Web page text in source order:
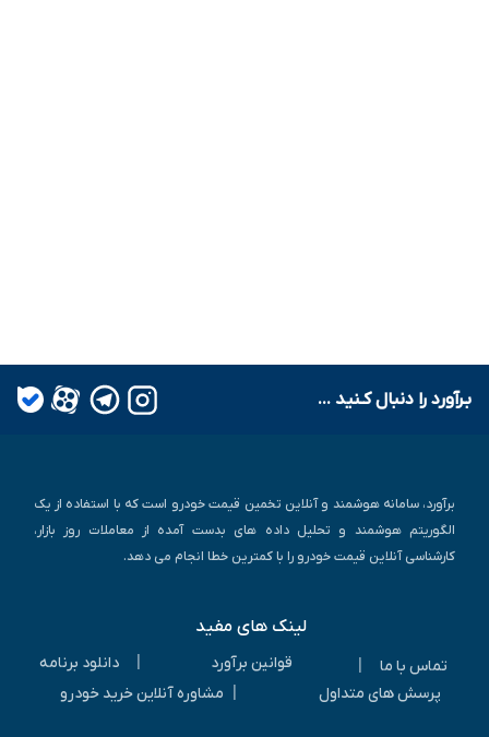
بـرآورد را دنبال کـنید ...
برآورد، سامانه هوشمند و آنلاین تخمین قیمت خودرو است که با استفاده از یک
الگوریتم هوشمند و تحلیل داده های بدست آمده از معاملات روز بازار،
کارشناسی آنلاین قیمت خودرو را با کمترین خطا انجام می دهد.
لینک های مفید
تماس با ما قوانین برآورد
دانلود برنامه
پرسش های متداول
مشاوره آنلاین خرید خودرو